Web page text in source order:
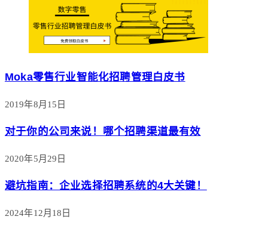
Moka零售行业智能化招聘管理白皮书
2019年8月15日
对于你的公司来说！哪个招聘渠道最有效
2020年5月29日
避坑指南：企业选择招聘系统的4大关键！
2024年12月18日